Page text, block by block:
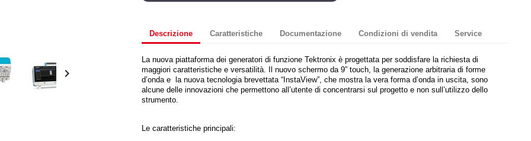

Descrizione Caratteristiche Documentazione Condizioni di vendita Service
La nuova piattaforma dei generatori di funzione Tektronix è progettata per soddisfare la richiesta di
maggiori caratteristiche e versatilità. Il nuovo schermo da 9” touch, la generazione arbitraria di forme
d’onda e
la nuova tecnologia brevettata “InstaView”, che mostra la vera forma d’onda in uscita, sono
alcune delle innovazioni che permettono all’utente di concentrarsi sul progetto e non sull’utilizzo dello
strumento.
Le caratteristiche principali: